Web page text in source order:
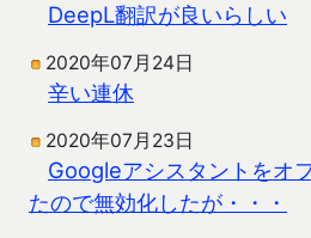
DeepL翻訳が良いらしい
2020年07月24日
辛い連休
2020年07月23日
Googleアシスタントをオ
たので無効化したが・・・